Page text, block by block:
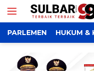
PARLEMEN HUKUM &